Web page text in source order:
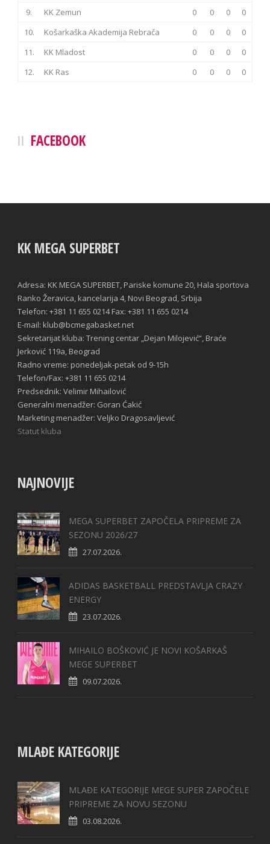
9.
KK Zemun 0 0 0
0
10.
Košarkaška Akademija Rebrača 0 0 0
0
11.
KK Mladost 0 0 0
0
12.
KK Ras 0 0 0 0
FACEBOOK
KK MEGA SUPERBET
Adresa: KK MEGA SUPERBET, Pariske komune 20, Hala sportova
Ranko Žeravica, kancelarija 4, Novi Beograd, Srbija
Telefon: +381 11 655 0214 Fax: +381 11 655 0214
E-mail: klub@bcmegabasket.net
Sekretarijat kluba: Trening centar „Dejan Milojević“, Braće
Jerković 119a, Beograd
Radno vreme: ponedeljak-petak od 9-15h
Telefon/Fax: +381 11 655 0214
Predsednik: Velimir Mihailović
Generalni menadžer: Goran Ćakić
Marketing menadžer: Veljko Dragosavljević
Statut kluba
NAJNOVIJE
MEGA SUPERBET ZAPOČELA PRIPREME ZA
SEZONU 2026/27
27.07.2026.
ADIDAS BASKETBALL PREDSTAVLJA CRAZY
ENERGY
23.07.2026.
MIHAILO BOŠKOVIĆ JE NOVI KOŠARKAŠ
MEGE SUPERBET
09.07.2026.
MLAĐE KATEGORIJE
MLAĐE KATEGORIJE MEGE SUPER ZAPOČELE
PRIPREME ZA NOVU SEZONU
03.08.2026.